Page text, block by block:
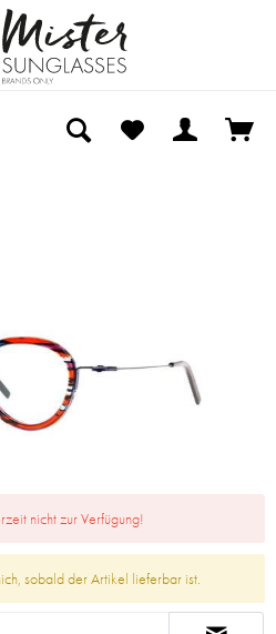
nicht zur Verfügung!
sobald der Artikel lieferbar ist.